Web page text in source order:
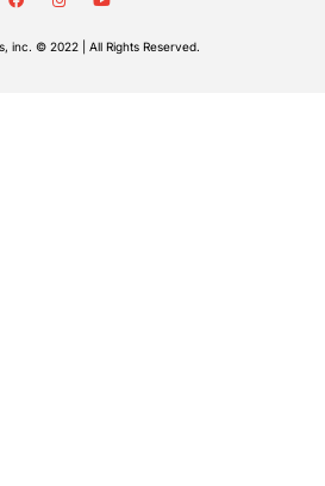
inc. © 2022 | All Rights Reserved.